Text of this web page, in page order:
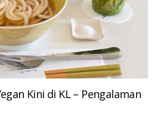
Kini di KL – Pengalaman